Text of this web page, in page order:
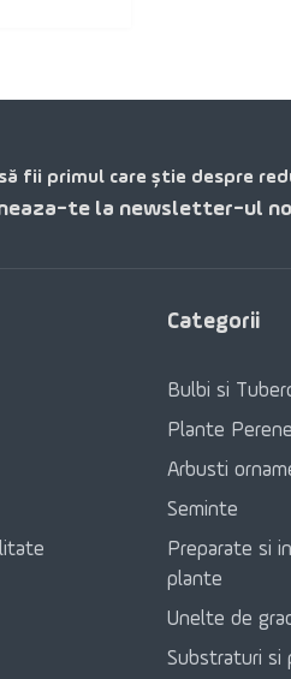
fii primul care știe despre
te la newsletter-ul
Categorii
Bulbi si
Plante Perene
Arbusti
Seminte
Preparate si
plante
Unelte de
Substraturi si